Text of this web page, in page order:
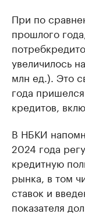
При по
прошлого
увеличилось
млн ед.). Это
года
кредитов,
В НБКИ
2024 года
кредитную
рынка, в том
ставок и
показателя